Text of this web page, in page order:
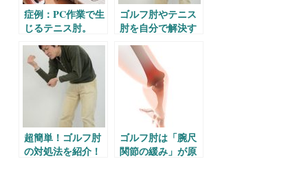
症例：PC作業で生
じるテニス肘。
ゴルフ肘やテニス
肘を自分で解決す
超簡単！ゴルフ肘
の対処法を紹介！
ゴルフ肘は「腕尺
関節の緩み」が原